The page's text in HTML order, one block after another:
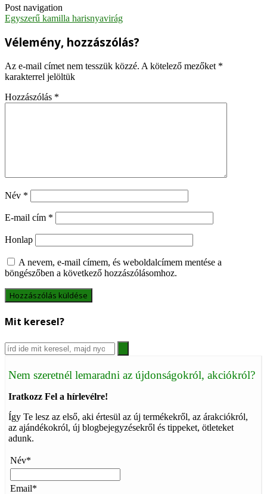
Post navigation
Egyszerű kamilla harisnyavirág
Vélemény, hozzászólás?
Az e-mail címet nem tesszük közzé. A kötelező mezőket *
karakterrel jelöltük
Hozzászólás *
Név *
E-mail cím *
Honlap
A nevem, e-mail címem, és weboldalcímem mentése a
böngészőben a következő hozzászólásomhoz.
Mit keresel?
Nem szeretnél lemaradni az újdonságokról, akciókról?
Iratkozz Fel a hírlevélre!
Így Te lesz az első, aki értesül az új termékekről, az árakciókról,
az ajándékokról, új blogbejegyzésekről és tippeket, ötleteket
adunk.
Név*
Email*